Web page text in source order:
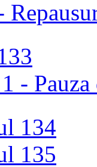
-
134
135